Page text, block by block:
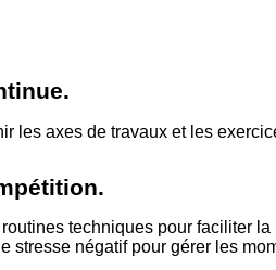
les axes de travaux et les
techniques pour faciliter
stresse négatif pour gérer les